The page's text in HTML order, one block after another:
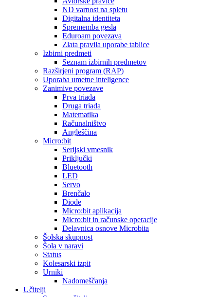
ND varnost na spletu
Digitalna identiteta
Sprememba gesla
Eduroam povezava
Zlata pravila uporabe tablice
Izbirni predmeti
Seznam izbirnih predmetov
Razširjeni program (RAP)
Uporaba umetne inteligence
Zanimive povezave
Prva triada
Druga triada
Matematika
Računalništvo
Angleščina
Micro:bit
Serijski vmesnik
Priključki
Bluetooth
LED
Servo
Brenčalo
Diode
Micro:bit aplikacija
Micro:bit in računske operacije
Delavnica osnove Microbita
Šolska skupnost
Šola v naravi
Status
Kolesarski izpit
Urniki
Nadomeščanja
Učitelji